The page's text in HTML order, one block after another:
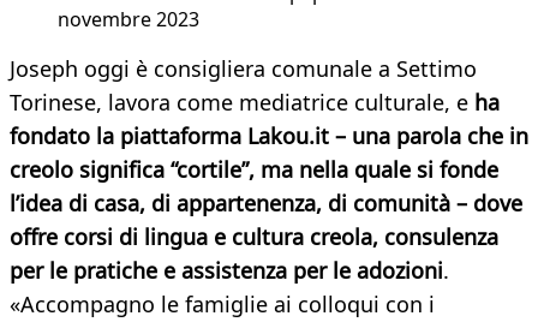
novembre 2023
Joseph oggi è consigliera comunale a Settimo
Torinese, lavora come mediatrice culturale, e ha
fondato la piattaforma Lakou.it – una parola che in
creolo significa “cortile”, ma nella quale si fonde
l’idea di casa, di appartenenza, di comunità – dove
offre corsi di lingua e cultura creola, consulenza
per le pratiche e assistenza per le adozioni.
«Accompagno le famiglie ai colloqui con i